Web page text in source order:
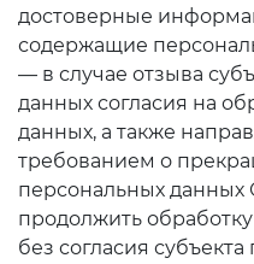
достоверные
содержащие
— в случае отзыва
данных согласия на
данных, а также
требованием о
персональных данных
продолжить
без согласия